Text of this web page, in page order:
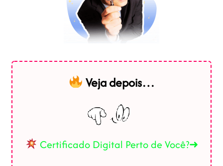
Veja depois…
Certificado Digital Perto de Você?➜